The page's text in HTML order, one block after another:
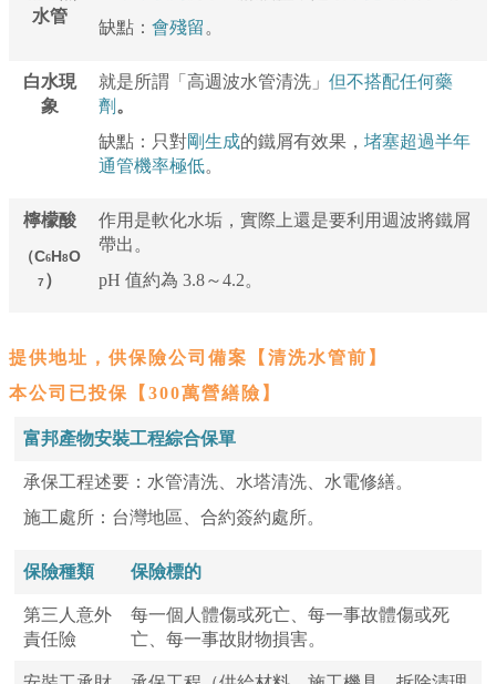
水管
缺點： 會殘留 。
白水現
象
就是所謂「高週波水管清洗」 但不搭配任何藥
劑 。
缺點：只對剛生成的鐵屑有效果， 堵塞超過半年
通管機率極低。
檸檬酸
（C6H8O
7 ）
作用是軟化水垢 ，實際上還是要利用週波將鐵屑
帶出。
pH 值約為 3.8～4.2。
提供地址，供保險公司備案
【清洗水管前】
本公司已投保【300萬營繕險】
富邦產物安裝工程綜合保單
承保工程述要：水管清洗、水塔清洗、水電修繕。
施工處所：台灣地區、合約簽約處所。
保險種類 保險標的
第三人意外
責任險
每一個人體傷或死亡、每一事故體傷或死
亡、每一事故財物損害。